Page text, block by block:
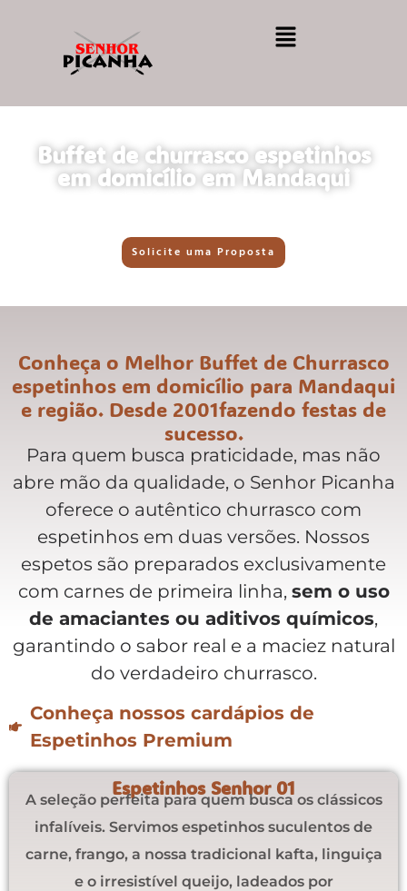
Buffet de churrasco espetinhos
em domicílio em Mandaqui
Solicite uma Proposta
Conheça o Melhor Buffet de Churrasco
espetinhos em domicílio para Mandaqui
e região. Desde 2001fazendo festas de
sucesso.
Para quem busca praticidade, mas não
abre mão da qualidade, o Senhor Picanha
oferece o autêntico churrasco com
espetinhos em duas versões. Nossos
espetos são preparados exclusivamente
com carnes de primeira linha, sem o uso
de amaciantes ou aditivos químicos,
garantindo o sabor real e a maciez natural
do verdadeiro churrasco.
Conheça nossos cardápios de
Espetinhos Premium​
Espetinhos Senhor 01
A seleção perfeita para quem busca os clássicos
infalíveis. Servimos espetinhos suculentos de
carne, frango, a nossa tradicional kafta, linguiça
e o irresistível queijo, ladeados por